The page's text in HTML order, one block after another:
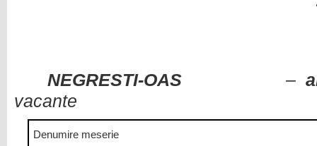
NEGRESTI-OAS –
vacante
Denumire meserie